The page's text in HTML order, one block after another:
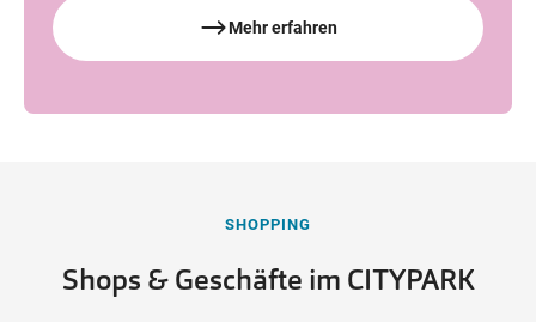
Mehr erfahren
SHOPPING
Shops & Geschäfte im CITYPARK